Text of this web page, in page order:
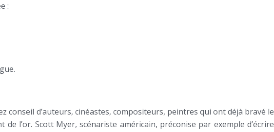
:
conseil d’auteurs, cinéastes, compositeurs, peintres qui ont déjà bravé le
de l’or. Scott Myer, scénariste américain, préconise par exemple d’écrire